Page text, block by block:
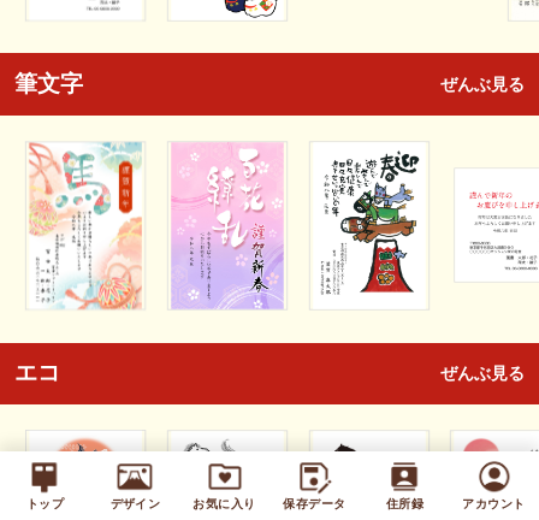
トップ デザイン お気に入り 保存データ 住所録 アカウント
筆文字 ぜんぶ見る
エコ ぜんぶ見る